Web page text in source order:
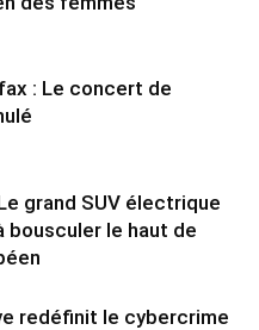
: Le concert de
grand SUV électrique
bousculer le haut de
redéfinit le cybercrime